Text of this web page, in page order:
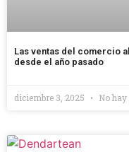
Las ventas del comercio
desde el año pasado
diciembre 3, 2025 No